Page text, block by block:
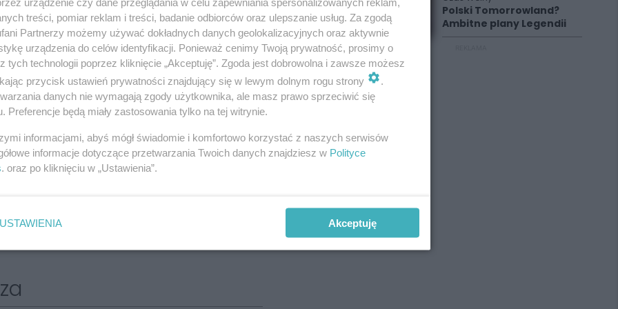
część tych środków to przygotowanie
że kolejne budynki będą sukcesywnie
prezydent.
9 zakładał jego kompleksową
ścian elewacji, ale też mieszkań, piwnic i
z izolacją przeciwwilgociową w pomieszczeniach
przez firmę PPHU MJ Marcin Jasiński z
czego 1,7 mln zł to środki pozyskane z
mieszkaniowego gminy z Banku Gospodarstwa
Polski Tomorrowland?
Ambitne plany Legendii
treści, pomiar reklam i treści, badanie odbiorców oraz ulepszanie usług. Za zgodą
Partnerzy możemy używać dokładnych danych geolokalizacyjnych oraz aktywnie
urządzenia do celów identyfikacji. Ponieważ cenimy Twoją prywatność, prosimy o
tych technologii poprzez kliknięcie „Akceptuję”. Zgoda jest dobrowolna i zawsze możesz
przycisk ustawień prywatności znajdujący się w lewym dolnym rogu strony
.
danych nie wymagają zgody użytkownika, ale masz prawo sprzeciwić się
Preferencje będą miały zastosowania tylko na tej witrynie.
informacjami, abyś mógł świadomie i komfortowo korzystać z naszych serwisów
informacje dotyczące przetwarzania Twoich danych znajdziesz w Polityce
. oraz po kliknięciu w „Ustawienia”.
USTAWIENIA Akceptuję